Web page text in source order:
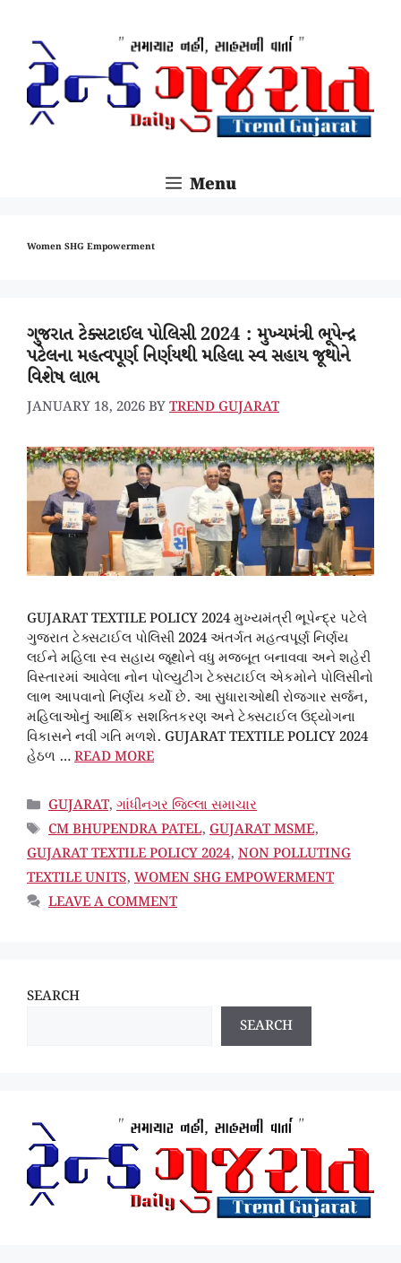
CONTENT
Menu
Women SHG Empowerment
ગુજરાત ટેક્સટાઈલ પોલિસી 2024 : મુખ્યમંત્રી ભૂપેન્દ્ર
પટેલના મહત્વપૂર્ણ નિર્ણયથી મહિલા સ્વ સહાય જૂથોને
વિશેષ લાભ
JANUARY 18, 2026BYTREND GUJARAT
GUJARAT TEXTILE POLICY 2024 મુખ્યમંત્રી ભૂપેન્દ્ર પટેલે
ગુજરાત ટેક્સટાઈલ પોલિસી 2024 અંતર્ગત મહત્વપૂર્ણ નિર્ણય
લઈને મહિલા સ્વ સહાય જૂથોને વધુ મજબૂત બનાવવા અને શહેરી
વિસ્તારમાં આવેલા નોન પોલ્યુટીંગ ટેક્સટાઈલ એકમોને પોલિસીનો
લાભ આપવાનો નિર્ણય કર્યો છે. આ સુધારાઓથી રોજગાર સર્જન,
મહિલાઓનું આર્થિક સશક્તિકરણ અને ટેક્સટાઈલ ઉદ્યોગના
વિકાસને નવી ગતિ મળશે. GUJARAT TEXTILE POLICY 2024
હેઠળ …READ MORE
CATEGORIES
GUJARAT, ગાંધીનગર જિલ્લા સમાચાર
TAGS
CM BHUPENDRA PATEL, GUJARAT MSME,
GUJARAT TEXTILE POLICY 2024, NON POLLUTING
TEXTILE UNITS, WOMEN SHG EMPOWERMENT
LEAVE A COMMENT
SEARCH
SEARCH